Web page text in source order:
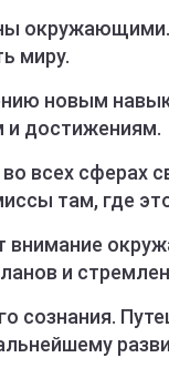
миру.
новым
и достижениям.
всех сферах
там, где
внимание
и